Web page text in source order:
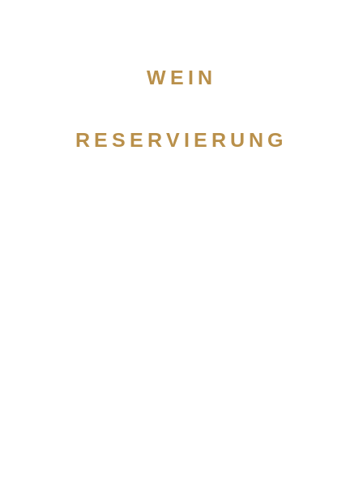
WEIN
RESERVIERUNG